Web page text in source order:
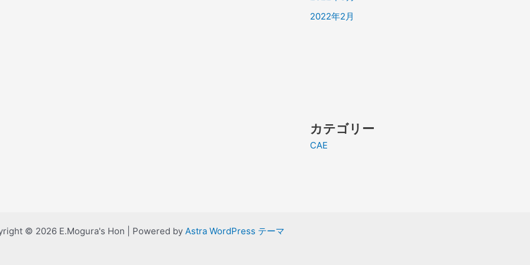
2022年2月
カテゴリー
CAE
© 2026 E.Mogura's Hon | Powered by Astra WordPress テーマ